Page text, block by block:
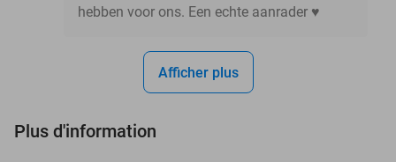
hebben voor ons. Een echte aanrader ♥️
Afficher plus
Plus d'information